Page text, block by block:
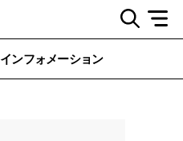
インフォメーション